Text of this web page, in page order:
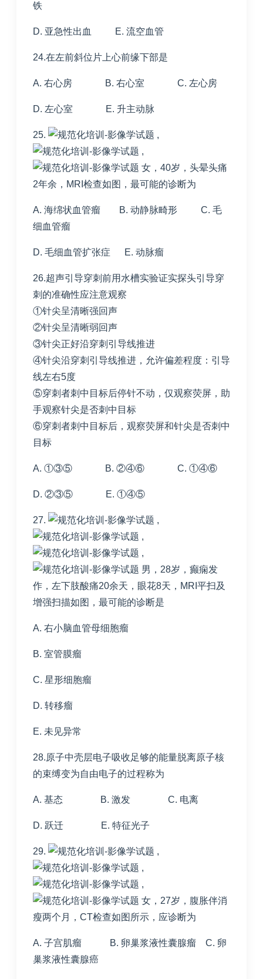
铁
D. 亚急性出血 E. 流空血管
24.在左前斜位片上心前缘下部是
A. 右心房 B. 右心室 C. 左心房
D. 左心室 E. 升主动脉
25.
,
,
女，40岁，头晕头痛
2年余，MRI检查如图，最可能的诊断为
A. 海绵状血管瘤 B. 动静脉畸形 C. 毛
细血管瘤
D. 毛细血管扩张症 E. 动脉瘤
26.超声引导穿刺前用水槽实验证实探头引导穿
刺的准确性应注意观察
①针尖呈清晰强回声
②针尖呈清晰弱回声
③针尖正好沿穿刺引导线推进
④针尖沿穿刺引导线推进，允许偏差程度：引导
线左右5度
⑤穿刺者刺中目标后停针不动，仅观察荧屏，助
手观察针尖是否刺中目标
⑥穿刺者刺中目标后，观察荧屏和针尖是否刺中
目标
A. ①③⑤ B. ②④⑥ C. ①④⑥
D. ②③⑤ E. ①④⑤
27.
,
,
,
男，28岁，癫痫发
作，左下肢酸痛20余天，眼花8天，MRI平扫及
增强扫描如图，最可能的诊断是
A. 右小脑血管母细胞瘤
B. 室管膜瘤
C. 星形细胞瘤
D. 转移瘤
E. 未见异常
28.原子中壳层电子吸收足够的能量脱离原子核
的束缚变为自由电子的过程称为
A. 基态 B. 激发 C. 电离
D. 跃迁 E. 特征光子
29.
,
,
,
女，27岁，腹胀伴消
瘦两个月，CT检查如图所示，应诊断为
A. 子宫肌瘤 B. 卵巢浆液性囊腺瘤 C. 卵
巢浆液性囊腺癌